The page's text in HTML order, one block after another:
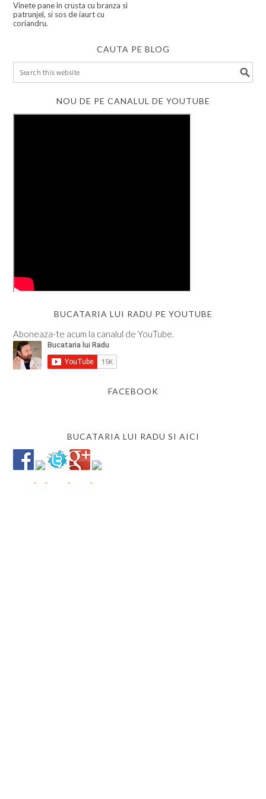
Vinete pane in crusta cu branza si
patrunjel, si sos de iaurt cu
coriandru.
CAUTA PE BLOG
NOU DE PE CANALUL DE YOUTUBE
BUCATARIA LUI RADU PE YOUTUBE
Aboneaza-te acum la canalul de YouTube.
FACEBOOK
BUCATARIA LUI RADU SI AICI